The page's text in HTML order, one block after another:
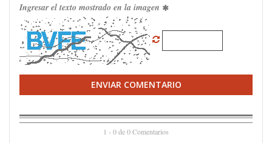
Ingresar el texto mostrado en la imagen
ENVIAR COMENTARIO
1 - 0 de 0 Comentarios